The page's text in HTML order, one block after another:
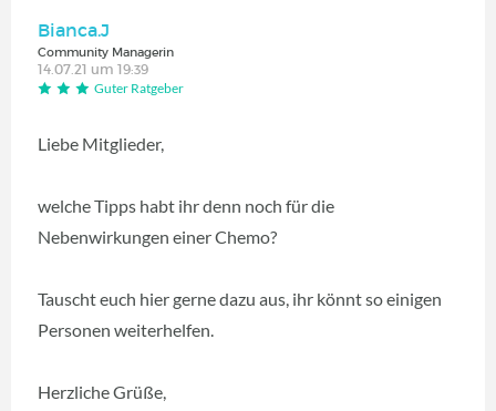
Bianca.J
Community Managerin
14.07.21 um 19:39
Guter Ratgeber
Liebe Mitglieder,
welche Tipps habt ihr denn noch für die
Nebenwirkungen einer Chemo?
Tauscht euch hier gerne dazu aus, ihr könnt so einigen
Personen weiterhelfen.
Herzliche Grüße,